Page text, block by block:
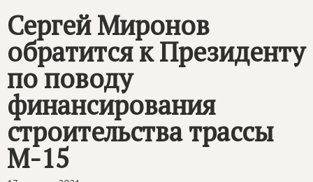
Контакты
Сергей Миронов
обратится к Президенту
по поводу
финансирования
строительства трассы
М-15